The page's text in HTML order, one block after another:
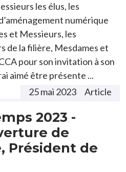
les élus, les
numérique
et Messieurs, les
de la filière, Mesdames et
pour son invitation à son
aimé être présente ...
25 mai 2023
Article
2023 -
de
Président de